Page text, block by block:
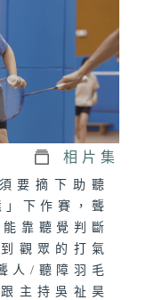
相片集
要摘下助聽
下作賽，聾
靠聽覺判斷
觀眾的打氣
人/聽障羽毛
主持吳祉昊